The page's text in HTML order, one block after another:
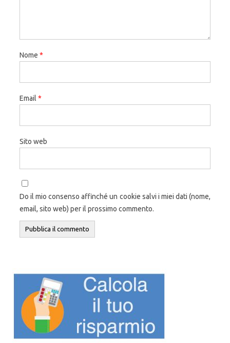
Nome *
Email *
Sito web
Do il mio consenso affinché un cookie salvi i miei dati (nome,
email, sito web) per il prossimo commento.